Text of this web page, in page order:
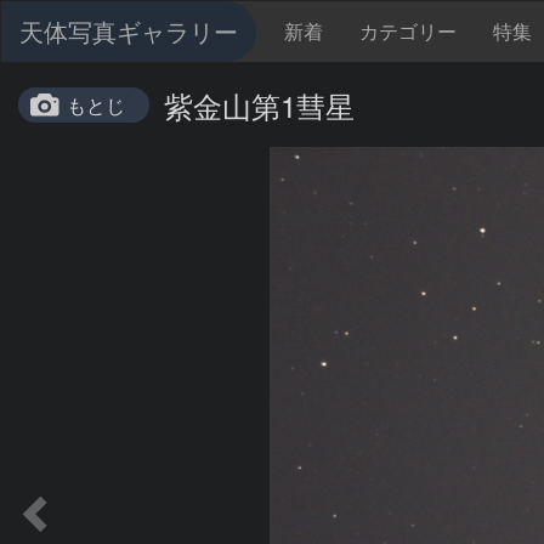
天体写真ギャラリー 新着 カテゴリー 特集
もとじ 紫金山第1彗星